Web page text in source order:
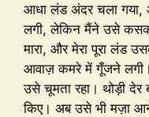
आधा लंड अंदर चला
लगी, लेकिन मैंने उसे
मारा, और मेरा पूरा लंड
आवाज़ कमरे में गूँजने लगी।
उसे चूमता रहा। थोड़ी
किए। अब उसे भी मज़ा